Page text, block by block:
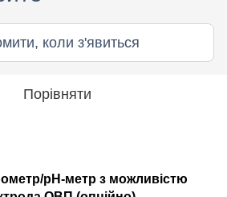
коли з'явиться
Порівняти
pH-метр з можливістю